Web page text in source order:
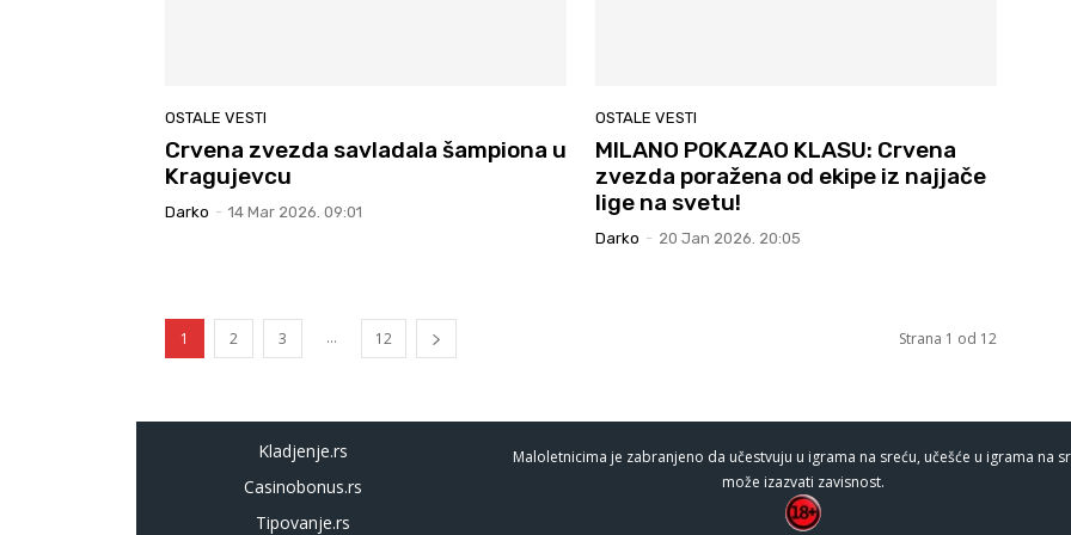
OSTALE VESTI
Crvena zvezda savladala šampiona u
Kragujevcu
Darko - 14 Mar 2026. 09:01
OSTALE VESTI
MILANO POKAZAO KLASU: Crvena
zvezda poražena od ekipe iz najjače
lige na svetu!
Darko - 20 Jan 2026. 20:05
1 2 3 ... 12 Strana 1 od 12
Kladjenje.rs
Casinobonus.rs
Tipovanje.rs
Maloletnicima je zabranjeno da učestvuju u igrama na sreću, učešće u igrama na
može izazvati zavisnost.